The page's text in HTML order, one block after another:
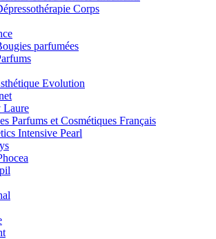
Corps
parfumées
Evolution
Laure
Parfums et Cosmétiques Français
Intensive Pearl